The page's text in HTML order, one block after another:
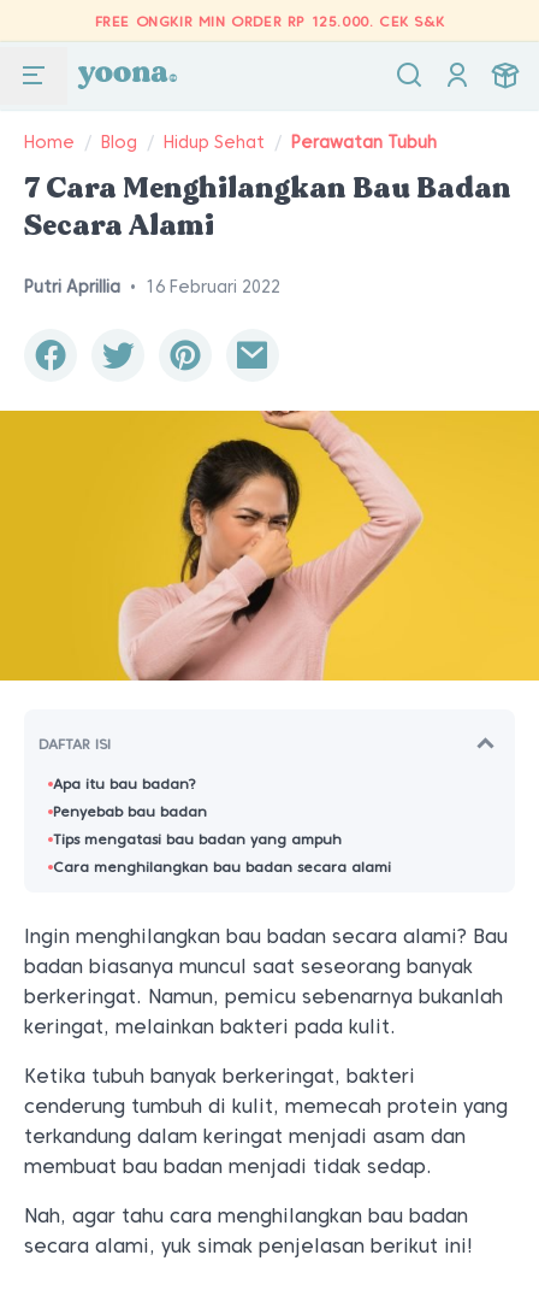
FREE ONGKIR MIN ORDER RP 125.000. CEK S&K
Home / Blog / Hidup Sehat / Perawatan Tubuh
7 Cara Menghilangkan Bau Badan
Secara Alami
Putri Aprillia • 16 Februari 2022
DAFTAR ISI
Apa itu bau badan?
Penyebab bau badan
Tips mengatasi bau badan yang ampuh
Cara menghilangkan bau badan secara alami
Ingin menghilangkan bau badan secara alami? Bau
badan biasanya muncul saat seseorang banyak
berkeringat. Namun, pemicu sebenarnya bukanlah
keringat, melainkan bakteri pada kulit.
Ketika tubuh banyak berkeringat, bakteri
cenderung tumbuh di kulit, memecah protein yang
terkandung dalam keringat menjadi asam dan
membuat bau badan menjadi tidak sedap.
Nah, agar tahu cara menghilangkan bau badan
secara alami, yuk simak penjelasan berikut ini!